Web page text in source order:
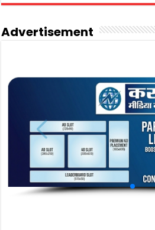
Advertisement